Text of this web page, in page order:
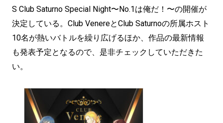
S Club Saturno Special Night〜No.1は俺だ！〜の開催が
決定している。Club VenereとClub Saturnoの所属ホスト
10名が熱いバトルを繰り広げるほか、作品の最新情報
も発表予定となるので、是非チェックしていただきた
い。